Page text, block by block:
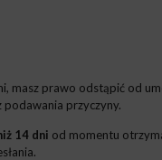
masz prawo odstąpić od
przyczyny.
14 dni od momentu